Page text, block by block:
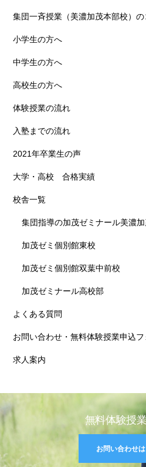
集団一斉授業（美濃加茂本部校）
小学生の方へ
中学生の方へ
高校生の方へ
体験授業の流れ
入塾までの流れ
2021年卒業生の声
大学・高校 合格実績
校舎一覧
集団指導の加茂ゼミナール美濃
加茂ゼミ個別館東校
加茂ゼミ個別館双葉中前校
加茂ゼミナール高校部
よくある質問
お問い合わせ・無料体験授業申込フ
求人案内
無料体験授
お問い合わせ